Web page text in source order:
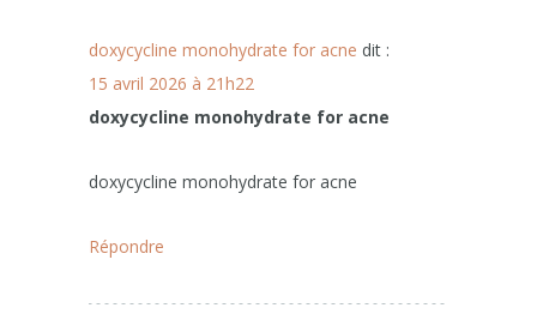
doxycycline monohydrate for acne dit :
15 avril 2026 à 21h22
doxycycline monohydrate for acne
doxycycline monohydrate for acne
Répondre